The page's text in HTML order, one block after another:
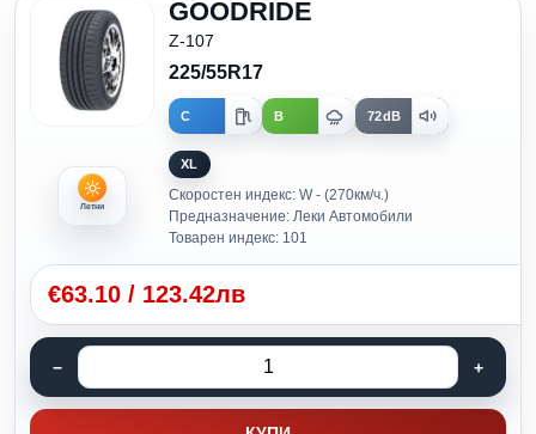
Летни
GOODRIDE
Z-107
225/55R17
C B 72dB
XL
Скоростен индекс: W - (270км/ч.)
Предназначение: Леки Автомобили
Товарен индекс: 101
€63.10 / 123.42лв